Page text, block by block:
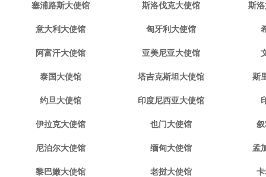
塞浦路斯大使馆 斯洛伐克大使馆 斯
意大利大使馆 匈牙利大使馆
阿富汗大使馆 亚美尼亚大使馆
泰国大使馆 塔吉克斯坦大使馆 斯
约旦大使馆 印度尼西亚大使馆
伊拉克大使馆 也门大使馆
尼泊尔大使馆 缅甸大使馆 孟
黎巴嫩大使馆 老挝大使馆